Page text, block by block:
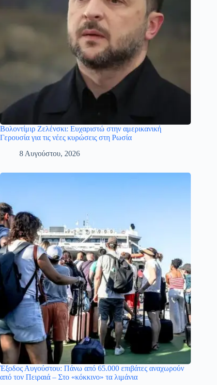
Βολοντίμιρ Ζελένσκι: Eυχαριστώ στην αμερικανική
Γερουσία για τις νέες κυρώσεις στη Ρωσία
8 Αυγούστου, 2026
Έξοδος Αυγούστου: Πάνω από 65.000 επιβάτες αναχωρούν
από τον Πειραιά – Στο «κόκκινο» τα λιμάνια